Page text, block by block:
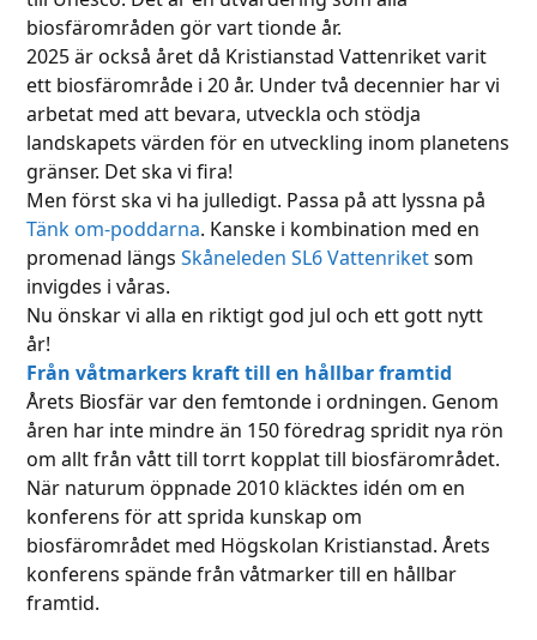
biosfärområden gör vart tionde år.
2025 är också året då Kristianstad Vattenriket varit
ett biosfärområde i 20 år. Under två decennier har vi
arbetat med att bevara, utveckla och stödja
landskapets värden för en utveckling inom planetens
gränser. Det ska vi fira!
Men först ska vi ha julledigt. Passa på att lyssna på
Tänk om-poddarna. Kanske i kombination med en
promenad längsSkåneleden SL6 Vattenriketsom
invigdes i våras.
Nu önskar vi alla en riktigt god jul och ett gott nytt
år!
Från våtmarkers kraft till en hållbar framtid
Årets Biosfär var den femtonde i ordningen. Genom
åren har inte mindre än 150 föredrag spridit nya rön
om allt från vått till torrt kopplat till biosfärområdet.
När naturum öppnade 2010 kläcktes idén om en
konferens för att sprida kunskap om
biosfärområdet med Högskolan Kristianstad. Årets
konferens spände från våtmarker till en hållbar
framtid.